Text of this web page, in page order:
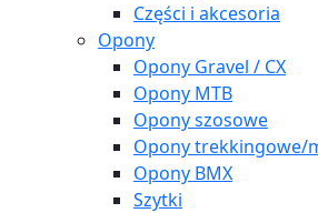
Części i akcesoria
Opony
Opony Gravel / CX
Opony MTB
Opony szosowe
Opony trekkingowe/
Opony BMX
Szytki